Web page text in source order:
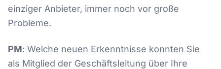
einziger Anbieter, immer noch vor große
Probleme.
PM: Welche neuen Erkenntnisse konnten Sie
als Mitglied der Geschäftsleitung über Ihre